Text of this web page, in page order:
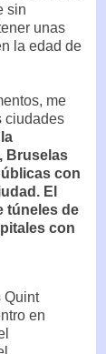
sin
unas
la edad de
me
ciudades
Bruselas
con
El
túneles de
con
Quint
en